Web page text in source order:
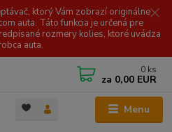
ktorý Vám zobrazí originálne
auta. Táto funkcia je určená pre
rozmery kolies, ktoré uvádza
auta.
Menu
0 ks
za 0,00 EUR